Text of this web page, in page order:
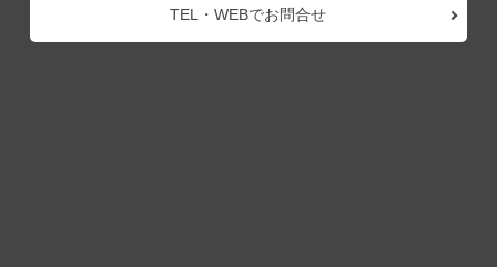
TEL・WEBでお問合せ